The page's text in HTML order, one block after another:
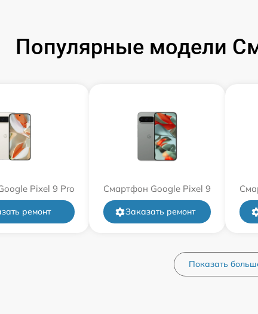
Популярные модели
Pixel 9 Pro
ремонт
Смартфон Google Pixel 9
Заказать ремонт
Показать